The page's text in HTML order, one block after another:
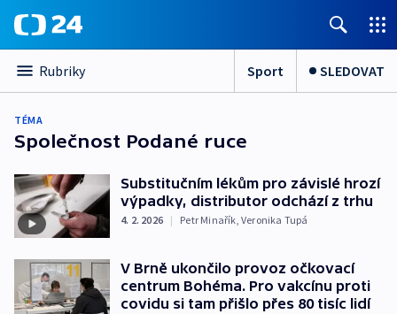
Rubriky Sport SLEDOVAT
TÉMA
Společnost Podané ruce
Substitučním lékům pro závislé hrozí
výpadky, distributor odchází z trhu
4. 2. 2026 | Petr Minařík,Veronika Tupá
V Brně ukončilo provoz očkovací
centrum Bohéma. Pro vakcínu proti
covidu si tam přišlo přes 80 tisíc lidí